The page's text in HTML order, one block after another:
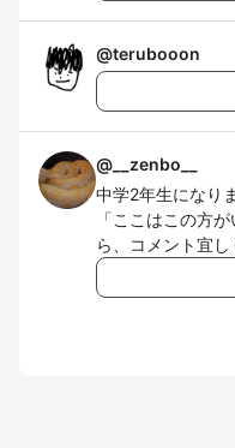
@terubooon
@ __zenbo__
中学2年生になり
「ここはこの方
ら、コメント宜